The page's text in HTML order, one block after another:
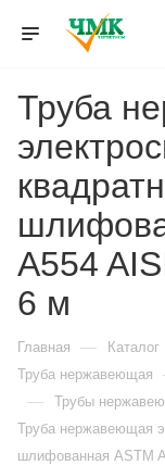
Труба
A554
6 м
Главная — Каталог
Труба нержавеющая
— Трубы
Труба нержавеющая
шлифованная ASTM